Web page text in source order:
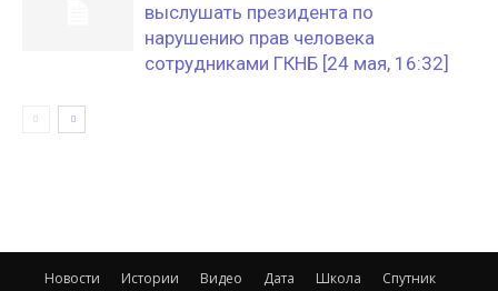
выслушать президента по
нарушению прав человека
сотрудниками ГКНБ [24 мая, 16:32]
Новости Истории Видео Дата Школа Спутник